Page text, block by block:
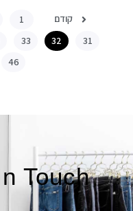
קודם 1
31
32
33
46
Touch
אימייל